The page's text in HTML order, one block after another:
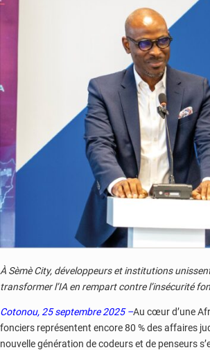
À Sèmè City, développeurs et institutions
transformer l’IA en rempart contre l’insécurité
Cotonou, 25 septembre 2025 –Au cœur d’une
fonciers représentent encore 80 % des affaires
nouvelle génération de codeurs et de penseurs